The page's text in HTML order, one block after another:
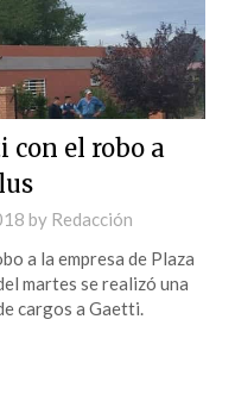
con el robo a
by Redacción
a la empresa de Plaza
martes se realizó una
cargos a Gaetti.